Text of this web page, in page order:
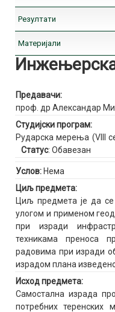
Резултати
Материјали
Инжењерска
Предавачи:
проф. др Александар
Студијски програм:
Рударска мерења (VIII
Статус: Обавезан
Услов: Нема
Циљ предмета:
Циљ предмета је да се
улогом и применом
при изради
техникама преноса
радовима при изради
израдом плана
Исход предмета:
Самостална израда
потребних